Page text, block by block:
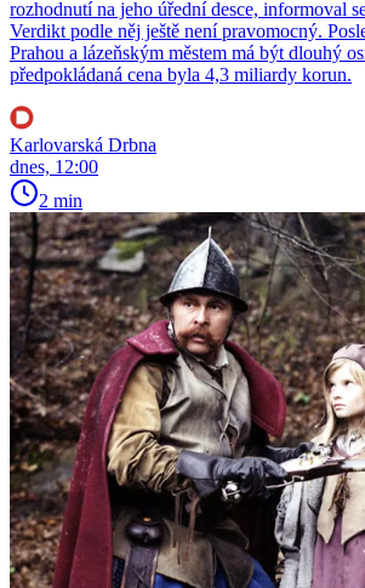
rozhodnutí na jeho úřední desce, informoval
Verdikt podle něj ještě není pravomocný.
Prahou a lázeňským městem má být dlouhý
předpokládaná cena byla 4,3 miliardy korun.
Karlovarská Drbna
dnes, 12:00
2 min